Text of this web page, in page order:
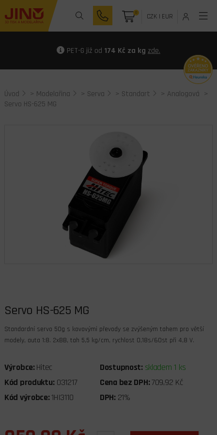
0 CZK| EUR
PET-G již od 174 Kč za kg zde.
Úvod > Modelařina > Serva > Standart > Analogová >
Servo HS-625 MG
Servo HS-625 MG
Standardní servo 50g s kovovými převody se zvýšeným tahem pro větší
modely, auta 1:8. 2xBB, tah 5,5 kg/cm, rychlost 0,18s/60st při 4,8 V.
Výrobce: Hitec Dostupnost: skladem 1 ks
Kód produktu: 031217 Cena bez DPH:709,92 Kč
Kód výrobce:1HI3110 DPH: 21%